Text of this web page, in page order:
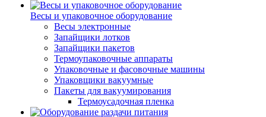
Весы и упаковочное оборудование
Весы электронные
Запайщики лотков
Запайщики пакетов
Термоупаковочные аппараты
Упаковочные и фасовочные машины
Упаковщики вакуумные
Пакеты для вакуумирования
Термоусадочная пленка